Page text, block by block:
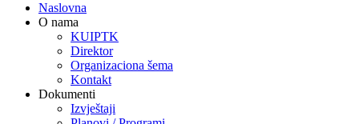
Naslovna
O nama
KUIPTK
Direktor
Organizaciona šema
Kontakt
Dokumenti
Izvještaji